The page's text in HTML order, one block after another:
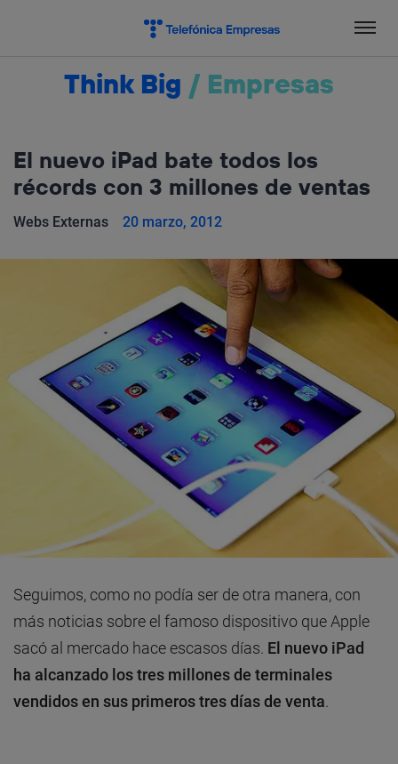
Think Big / Empresas
El nuevo iPad bate todos los
récords con 3 millones de ventas
Webs Externas 20 marzo, 2012
Seguimos, como no podía ser de otra manera, con
más noticias sobre el famoso dispositivo que Apple
sacó al mercado hace escasos días. El nuevo iPad
ha alcanzado los tres millones de terminales
vendidos en sus primeros tres días de venta